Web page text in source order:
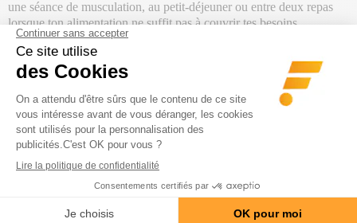
une séance de musculation, au petit-déjeuner ou entre deux repas
lorsque ton alimentation ne suffit pas à couvrir tes besoins.
Son profil nutritionnel reste maîtrisé avec
seulement 1,4 g de sucres, ainsi que 1,5 g de matières grasses
par shaker. Tu profites ainsi d’une
source protéinée polyvalente
qui peut accompagner uneprise de musclecomme une
alimentation plus contrôlée, à condition de l’intégrer à tes besoins
énergétiques globaux.
aminés. Une dose apporte notamment environ
g d’isoleucine et 1,6 g de valine, soit environ 6,1 g de BCAA